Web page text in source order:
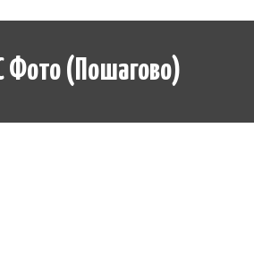
Фото (пошагово)